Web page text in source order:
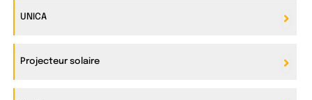
UNICA
Projecteur solaire